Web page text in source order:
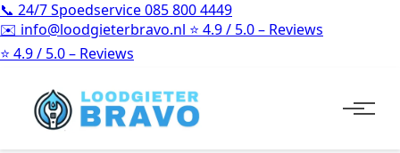
📞 24/7 Spoedservice085 800 4449
✉️ info@loodgieterbravo.nl ⭐ 4.9 / 5.0 – Reviews
⭐ 4.9 / 5.0 – Reviews